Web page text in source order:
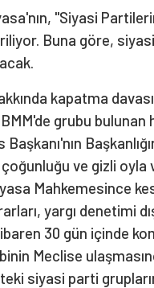
"Siyasi
Buna göre,
kapatma
grubu
Başkanı'nın
çoğunluğu ve gizli
Mahkemesince
yargı denetimi
30 gün içinde
Meclise
siyasi parti